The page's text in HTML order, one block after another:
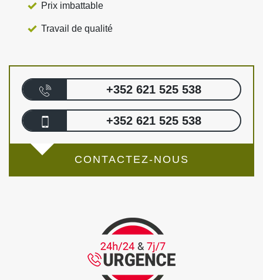
Prix imbattable
Travail de qualité
+352 621 525 538
+352 621 525 538
CONTACTEZ-NOUS